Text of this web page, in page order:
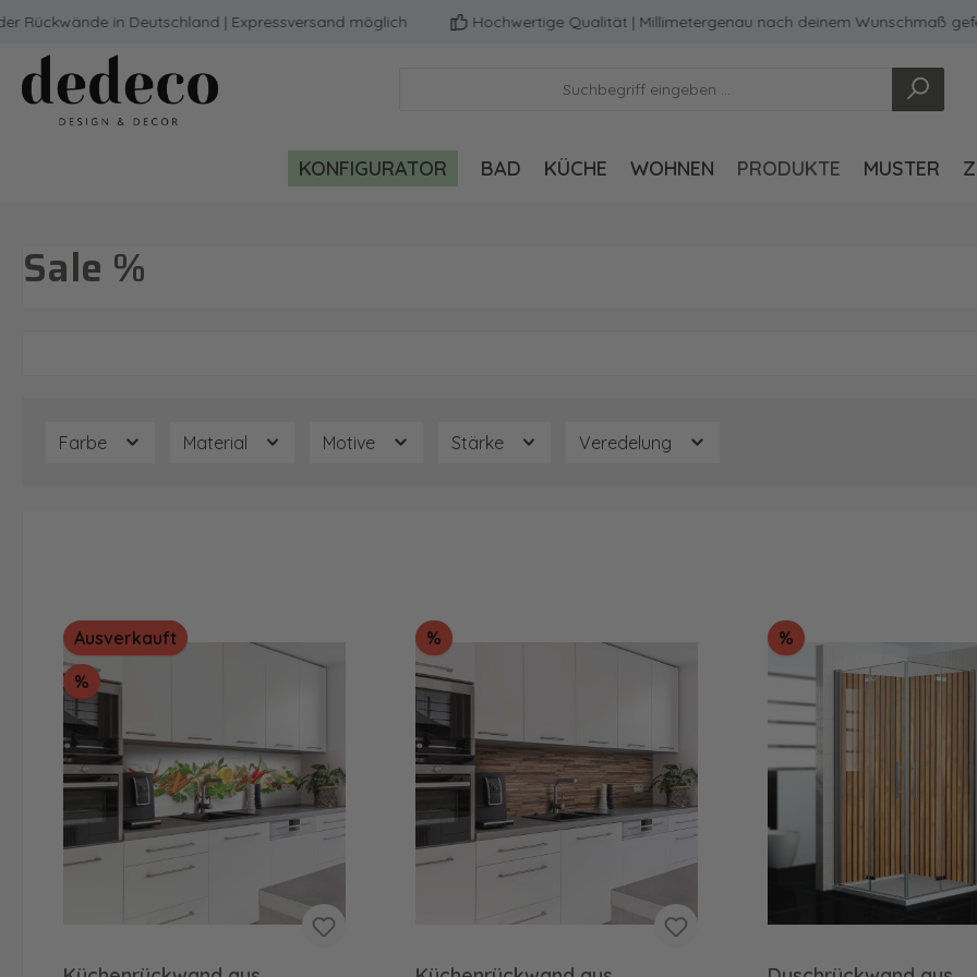
Hauptinhalt springen
Zur Suche springen
Zur Hauptnavigation springen
in Deutschland | Expressversand möglich Hochwertige Qualität | Millimetergenau nach deinem Wunschmaß
KONFIGURATOR BAD KÜCHE WOHNEN PRODUKTE MUSTER
Sale %
Farbe Material Motive Stärke Veredelung
Ausverkauft
% Rabatt
% Rabatt % Rabatt